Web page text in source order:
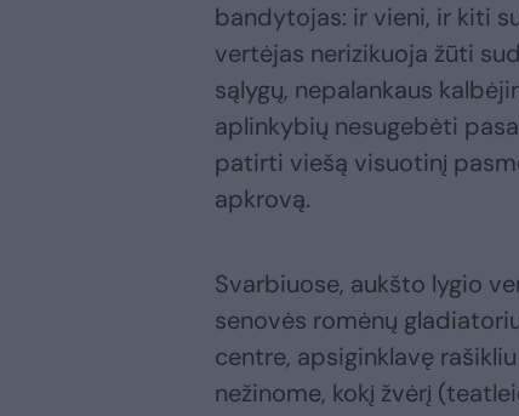
bandytojas: ir vieni, ir kiti
vertėjas nerizikuoja žūti
sąlygų, nepalankaus
aplinkybių nesugebėti
patirti viešą visuotinį
apkrovą.
Svarbiuose, aukšto lygio
senovės romėnų
centre, apsiginklavę
nežinome, kokį žvėrį